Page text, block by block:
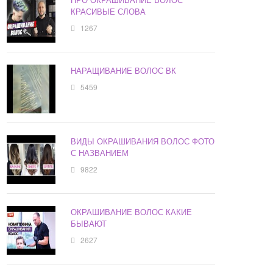
КРАСИВЫЕ СЛОВА
1267
НАРАЩИВАНИЕ ВОЛОС ВК
5459
ВИДЫ ОКРАШИВАНИЯ ВОЛОС ФОТО
С НАЗВАНИЕМ
9822
ОКРАШИВАНИЕ ВОЛОС КАКИЕ
БЫВАЮТ
2627